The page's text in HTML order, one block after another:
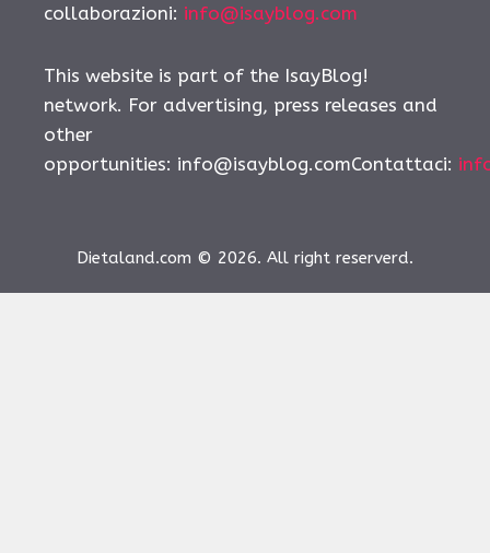
collaborazioni: info@isayblog.com
This website is part of the IsayBlog!
network. For advertising, press releases and
other
opportunities: info@isayblog.comContattaci:
Dietaland.com © 2026. All right reserverd.